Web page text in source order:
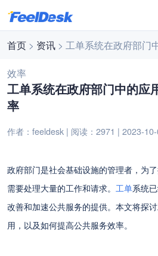
首页 > 资讯 > 工单系统在政府部门
效率
工单系统在政府部门中的应
率
作者：feeldesk | 阅读：2971 | 2023-
政府部门是社会基础设施的管理者，为
需要处理大量的工作和请求。工单系统
改善和加速公共服务的提供。本文将探
用，以及如何提高公共服务效率。